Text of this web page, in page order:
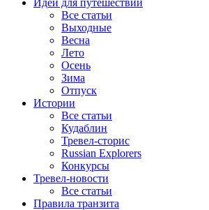
Идеи для путешествий
Все статьи
Выходные
Весна
Лето
Осень
Зима
Отпуск
Истории
Все статьи
Кудаблин
Тревел-сторис
Russian Explorers
Конкурсы
Тревел-новости
Все статьи
Правила транзита